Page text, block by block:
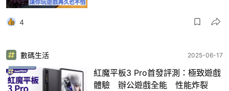
4
數碼生活 2025-06-17
紅魔平板3 Pro首發評測：極致遊戲
體驗 辦公遊戲全能 性能炸裂